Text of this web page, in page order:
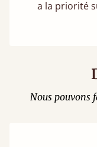
a la priorité
Nous pouvons